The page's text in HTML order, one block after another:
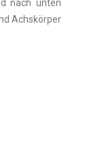
nach unten
Achskörper